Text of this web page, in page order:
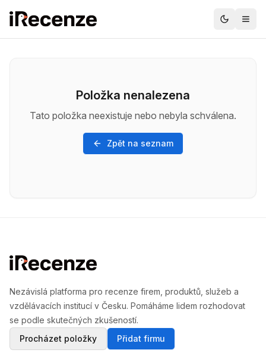
Položka nenalezena
Tato položka neexistuje nebo nebyla schválena.
Zpět na seznam
Nezávislá platforma pro recenze firem, produktů, služeb a
vzdělávacích institucí v Česku. Pomáháme lidem rozhodovat
se podle skutečných zkušeností.
Procházet položky
Přidat firmu